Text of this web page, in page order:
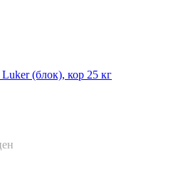
(блок), кор 25 кг